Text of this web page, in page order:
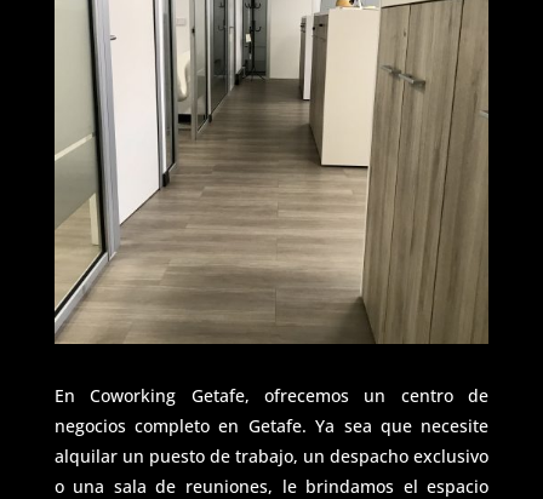
En Coworking Getafe, ofrecemos un centro de
negocios completo en Getafe. Ya sea que necesite
alquilar un puesto de trabajo, un despacho exclusivo
o una sala de reuniones, le brindamos el espacio